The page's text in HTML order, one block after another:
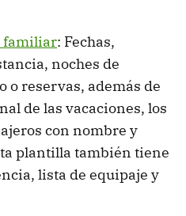
familiar: Fechas,
noches de
o reservas, además de
de las vacaciones, los
con nombre y
plantilla también tiene
lista de equipaje y